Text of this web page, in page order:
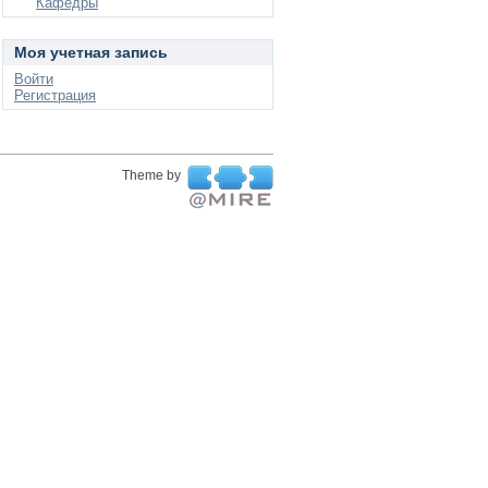
Моя учетная запись
Войти
Регистрация
Theme by